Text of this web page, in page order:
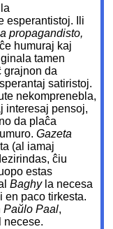
esperantistoj. Ili
propagandisto,
humuraj kaj
tamen
grajnon da
satiristoj.
nekomprenebla,
interesaj pensoj,
da plaĉa
Gazeta
(al iamaj
ĉiu
estas
Baghyla necesa
en paco tirkesta.
Paŭlo Paal,
necese.